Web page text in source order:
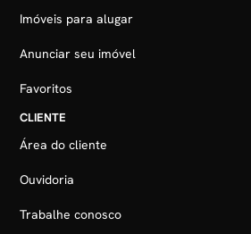
Imóveis para alugar
Anunciar seu imóvel
Favoritos
CLIENTE
Área do cliente
Ouvidoria
Trabalhe conosco